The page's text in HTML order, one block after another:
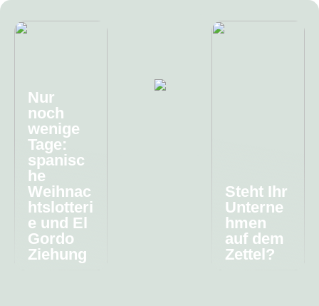
Nur
noch
wenige
Tage:
spanisc
he
Weihnac
htslotteri
e und El
Gordo
Ziehung
Steht Ihr
Unterne
hmen
auf dem
Zettel?